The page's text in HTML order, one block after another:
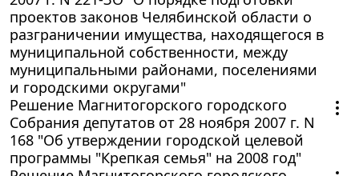
проектов законов Челябинской области о
разграничении имущества, находящегося в
муниципальной собственности, между
муниципальными районами, поселениями
и городскими округами"
Решение Магнитогорского городского
Собрания депутатов от 28 ноября 2007 г. N
168 "Об утверждении городской целевой
программы "Крепкая семья" на 2008 год"